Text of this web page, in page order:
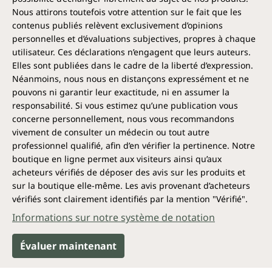
Qu'est-ce que la racine de réglisse ?
Notre tisane à la racine de réglisse BIO est fabriquée
à partir de racines de véritable réglisse
soigneusement sélectionnées et coupées. C'est une
plante herbacée qui appartient à la famille des
légumineuses. Après la floraison, les racines sont
récoltées et traitées en automne.
La réglisse, qui est une plante qui a besoin de
chaleur, pousse surtout dans la région
méditerranéenne et en Asie occidentale.
Où des ingrédients aussi merveilleux
peuvent-ils également se trouver ?
Alors que la racine de réglisse est la principale source
de glycyrrhizine, les flavonoïdes sont également
présents dans tout un éventail de fruits et légumes.
Les saponines, quant à elles, se trouvent dans
Nous attirons toutefois votre attention sur le fait que les
contenus publiés relèvent exclusivement d’opinions
personnelles et d’évaluations subjectives, propres à chaque
utilisateur. Ces déclarations n’engagent que leurs auteurs.
Elles sont publiées dans le cadre de la liberté d’expression.
Néanmoins, nous nous en distançons expressément et ne
pouvons ni garantir leur exactitude, ni en assumer la
responsabilité. Si vous estimez qu’une publication vous
concerne personnellement, nous vous recommandons
vivement de consulter un médecin ou tout autre
professionnel qualifié, afin d’en vérifier la pertinence. Notre
boutique en ligne permet aux visiteurs ainsi qu’aux
acheteurs vérifiés de déposer des avis sur les produits et
sur la boutique elle-même. Les avis provenant d’acheteurs
vérifiés sont clairement identifiés par la mention "Vérifié".
Informations sur notre système de notation
Évaluer maintenant